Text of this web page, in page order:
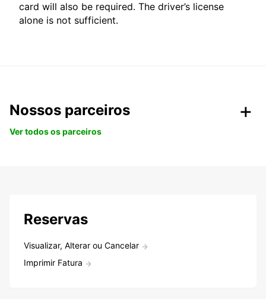
card will also be required. The driver’s license
alone is not sufficient.
Nossos parceiros
Ver todos os parceiros
Reservas
Visualizar, Alterar ou Cancelar
Imprimir Fatura